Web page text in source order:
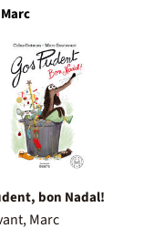
bon Nadal!
Marc